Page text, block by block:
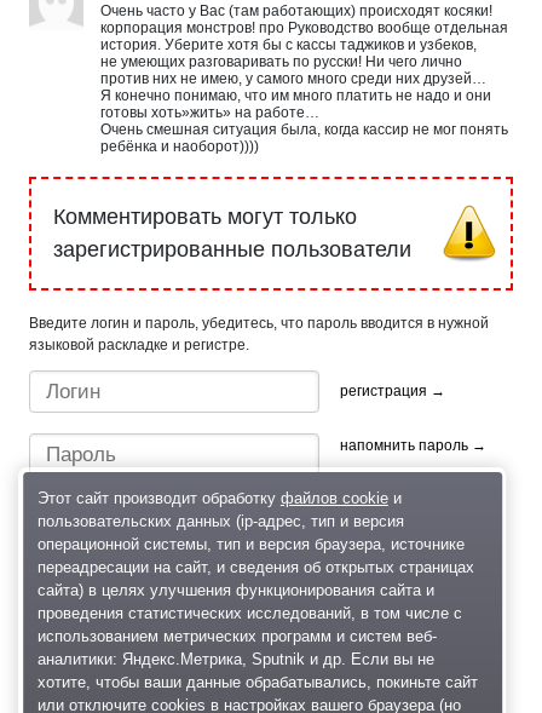
Очень часто у Вас (там работающих) происходят косяки!
корпорация монстров! про Руководство вообще отдельная
история. Уберите хотя бы с кассы таджиков и узбеков,
не умеющих разговаривать по русски! Ни чего лично
против них не имею, у самого много среди них друзей…
Я конечно понимаю, что им много платить не надо и они
готовы хоть»жить» на работе…
Очень смешная ситуация была, когда кассир не мог понять
ребёнка и наоборот))))
Комментировать могут только
зарегистрированные пользователи
Введите логин и пароль, убедитесь, что пароль вводится в нужной
языковой раскладке и регистре.
регистрация →
напомнить пароль →
Быстрый вход/регистрация, используя профиль в:
Этот сайт производит обработку файлов cookieи
пользовательских данных (ip-адрес, тип и версия
операционной системы, тип и версия браузера, источнике
переадресации на сайт, и сведения об открытых страницах
сайта) в целях улучшения функционирования сайта и
проведения статистических исследований, в том числе с
использованием метрических программ и систем веб-
аналитики: Яндекс.Метрика, Sputnik и др. Если вы не
хотите, чтобы ваши данные обрабатывались, покиньте сайт
или отключите cookies в настройках вашего браузера (но